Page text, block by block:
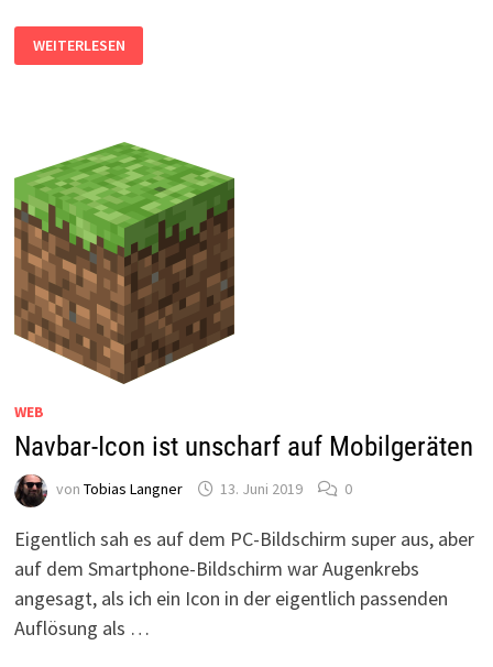
FOOTER
UNTER
CONTENT
WEITERLESEN
WEB
Navbar-Icon ist unscharf auf Mobilgeräten
von Tobias Langner 13. Juni 2019 0
Eigentlich sah es auf dem PC-Bildschirm super aus, aber
auf dem Smartphone-Bildschirm war Augenkrebs
angesagt, als ich ein Icon in der eigentlich passenden
Auflösung als …